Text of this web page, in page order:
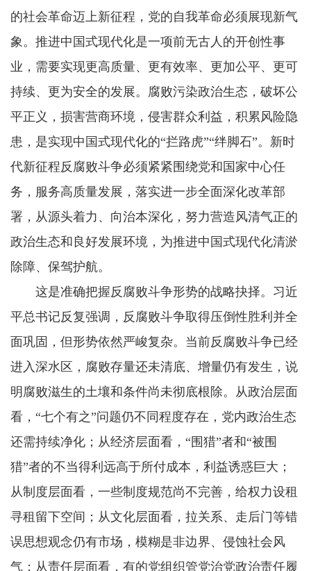
的社会革命迈上新征程，党的自我革命必须展现新气
象。推进中国式现代化是一项前无古人的开创性事
业，需要实现更高质量、更有效率、更加公平、更可
持续、更为安全的发展。腐败污染政治生态，破坏公
平正义，损害营商环境，侵害群众利益，积累风险隐
患，是实现中国式现代化的“拦路虎”“绊脚石”。新时
代新征程反腐败斗争必须紧紧围绕党和国家中心任
务，服务高质量发展，落实进一步全面深化改革部
署，从源头着力、向治本深化，努力营造风清气正的
政治生态和良好发展环境，为推进中国式现代化清淤
除障、保驾护航。
这是准确把握反腐败斗争形势的战略抉择。习近
平总书记反复强调，反腐败斗争取得压倒性胜利并全
面巩固，但形势依然严峻复杂。当前反腐败斗争已经
进入深水区，腐败存量还未清底、增量仍有发生，说
明腐败滋生的土壤和条件尚未彻底根除。从政治层面
看，“七个有之”问题仍不同程度存在，党内政治生态
还需持续净化；从经济层面看，“围猎”者和“被围
猎”者的不当得利远高于所付成本，利益诱惑巨大；
从制度层面看，一些制度规范尚不完善，给权力设租
寻租留下空间；从文化层面看，拉关系、走后门等错
误思想观念仍有市场，模糊是非边界、侵蚀社会风
气；从责任层面看，有的党组织管党治党政治责任履